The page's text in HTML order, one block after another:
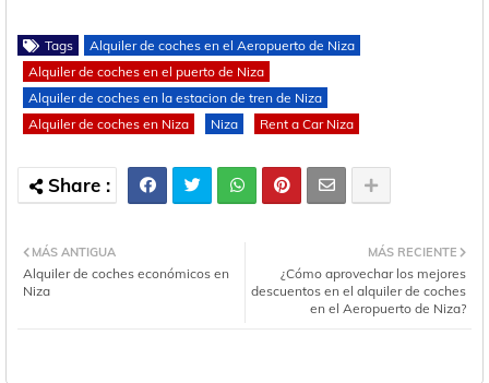
Tags
Alquiler de coches en el Aeropuerto de Niza
Alquiler de coches en el puerto de Niza
Alquiler de coches en la estacion de tren de Niza
Alquiler de coches en Niza
Niza Rent a Car Niza
MÁS RECIENTE
¿Cómo aprovechar los mejores
descuentos en el alquiler de coches
en el Aeropuerto de Niza?
MÁS ANTIGUA
Alquiler de coches económicos en
Niza